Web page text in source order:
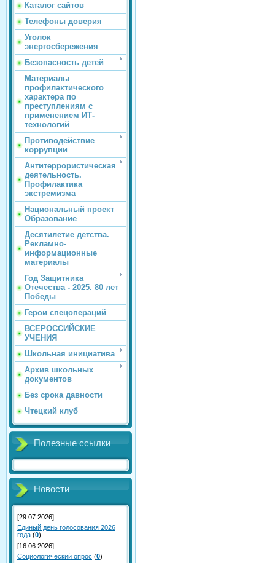
Каталог сайтов
Телефоны доверия
Уголок
энергосбережения
Безопасность детей
Материалы
профилактического
характера по
преступлениям с
применением ИТ-
технологий
Противодействие
коррупции
Антитеррористическая
деятельность.
Профилактика
экстремизма
Национальный проект
Образование
Десятилетие детства.
Рекламно-
информационные
материалы
Год Защитника
Отечества - 2025. 80 лет
Победы
Герои спецопераций
ВСЕРОССИЙСКИЕ
УЧЕНИЯ
Школьная инициатива
Архив школьных
документов
Без срока давности
Чтецкий клуб
Полезные ссылки
Новости
[29.07.2026]
Единый день голосования 2026
года (0)
[16.06.2026]
Социологический опрос (0)